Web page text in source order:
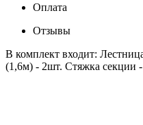
Оплата
Отзывы
В комплект входит:
(1,6м) - 2шт. Стяжка секции